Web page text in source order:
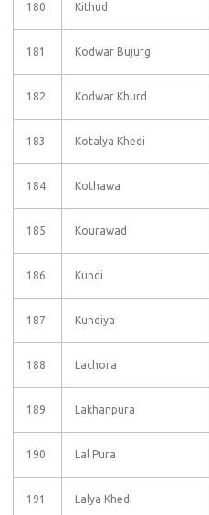
180 Kithud
181 Kodwar Bujurg
182 Kodwar Khurd
183 Kotalya Khedi
184 Kothawa
185 Kourawad
186 Kundi
187 Kundiya
188 Lachora
189 Lakhanpura
190 Lal Pura
191 Lalya Khedi